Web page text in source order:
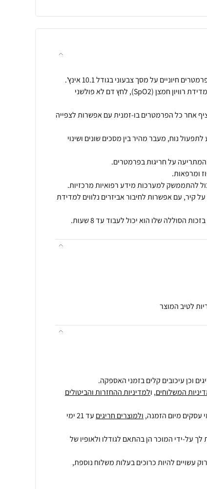
כולל תצוגת גלי אקג מרובי ערוצים, מדידת רוויון חמצן (SpO2), לחץ דם לא פולשני
אחר כל הפרמטרים בו-זמנית עם אפשרות לצפייה
נוח, מעבר מהיר בין מסכים שונים ושינוי
קיר, עם אפשרות לחיבור אביזרים נלווים למדידת
הסוללה שלו הוא יכול לעבוד עד 8 שעות.
וכן עיכובים קלים בזמני האספקה.
המשלוחים, ולמדיניות ההחזרות והביטולים
ולמוצרים חריגים
עד 21 ימי
על-ידי המוכר הן בהתאם לגודלו ולאופיו של
עשויים להיות כרוכים בעלות משלוח נוספת,